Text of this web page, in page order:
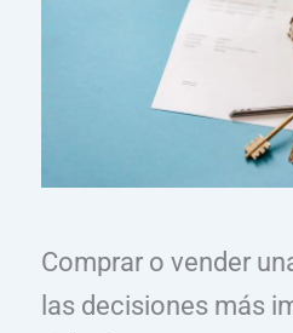
Comprar o vender
las decisiones más